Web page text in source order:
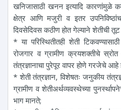
खनिजासाठी खनन इत्यादि कारणांमुळे
क्षेत्र आणि मजुरी व इतर
दिवसेदिवस कठीण होत गेल्याने शेतीची
* या परिस्थितीतही शेती
रोजगार व ग्रामीण क्रयशक्तीचे स्रोत
तंत्रज्ञानाचा पुरेपूर वापर होणे गरजेचे
* शेती तंत्रज्ञान, विशेषतः जनुकीय
ग्रामीण व शेतीअर्थव्यवस्थेच्या
भाग मानते;